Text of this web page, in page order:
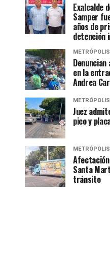
Exalcalde
Samper
años de
detención
METRÓPOLIS
en la
Andrea
METRÓPOLIS
Juez
pico y
METRÓPOLIS
Santa
tránsito